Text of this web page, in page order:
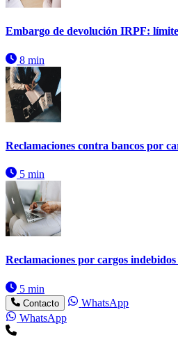
Embargo de devolución IRPF:
8 min
Reclamaciones contra bancos por
5 min
Reclamaciones por cargos
5 min
Contacto
WhatsApp
WhatsApp